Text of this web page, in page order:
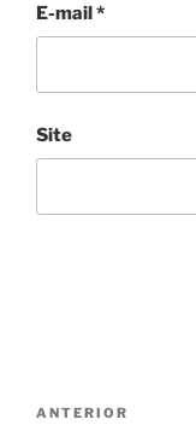
E-mail*
Site
Post
ANTERIOR